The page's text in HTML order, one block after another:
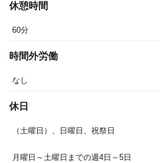
休憩時間
60分
時間外労働
なし
休日
（土曜日）、日曜日、祝祭日
月曜日～土曜日までの週4日～5日